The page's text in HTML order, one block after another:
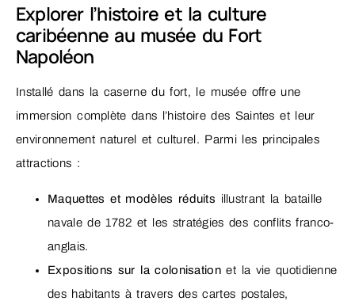
Explorer l’histoire et la culture
caribéenne au musée du Fort
Napoléon
Installé dans la caserne du fort, le musée offre une
immersion complète dans l’histoire des Saintes et leur
environnement naturel et culturel. Parmi les principales
attractions :
Maquettes et modèles réduits illustrant la bataille
navale de 1782 et les stratégies des conflits franco-
anglais.
Expositions sur la colonisationet la vie quotidienne
des habitants à travers des cartes postales,